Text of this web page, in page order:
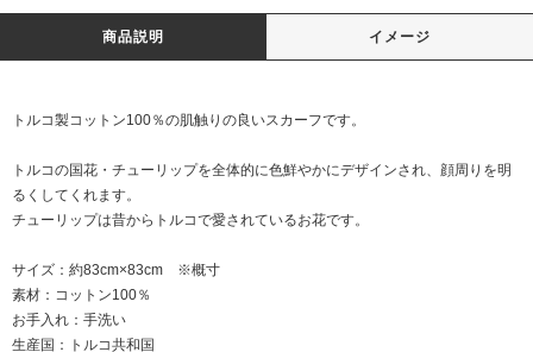
商品説明 イメージ
トルコ製コットン100％の肌触りの良いスカーフです。
トルコの国花・チューリップを全体的に色鮮やかにデザインされ、顔周りを明
るくしてくれます。
チューリップは昔からトルコで愛されているお花です。
サイズ：約83cm×83cm ※概寸
素材：コットン100％
お手入れ：手洗い
生産国：トルコ共和国